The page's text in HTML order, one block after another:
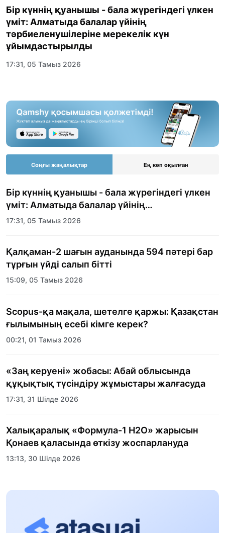
Бір күннің қуанышы - бала жүрегіндегі үлкен
үміт: Алматыда балалар үйінің
тәрбиеленушілеріне мерекелік күн
ұйымдастырылды
17:31, 05 Тамыз 2026
Соңғы жаңалықтар Ең көп оқылған
Бір күннің қуанышы - бала жүрегіндегі үлкен
үміт: Алматыда балалар үйінің
тәрбиеленушілеріне мерекелік күн
17:31, 05 Тамыз 2026
Қалқаман-2 шағын ауданында 594 пәтері бар
тұрғын үйді салып бітті
15:09, 05 Тамыз 2026
Scopus-қа мақала, шетелге қаржы: Қазақстан
ғылымының есебі кімге керек?
00:21, 01 Тамыз 2026
«Заң керуені» жобасы: Абай облысында
құқықтық түсіндіру жұмыстары жалғасуда
17:31, 31 Шілде 2026
Халықаралық «Формула-1 H2O» жарысын
Қонаев қаласында өткізу жоспарлануда
13:13, 30 Шілде 2026
Асхат Асылбеков: Күшті билікке күшті
12:01, 28 Шілде 2026